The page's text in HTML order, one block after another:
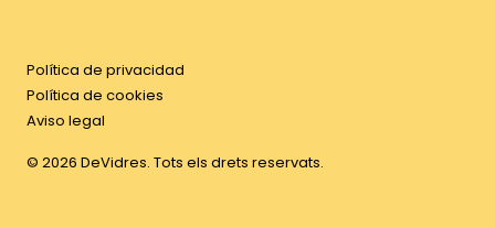
Política de privacidad
Política de cookies
Aviso legal
© 2026 DeVidres. Tots els drets reservats.